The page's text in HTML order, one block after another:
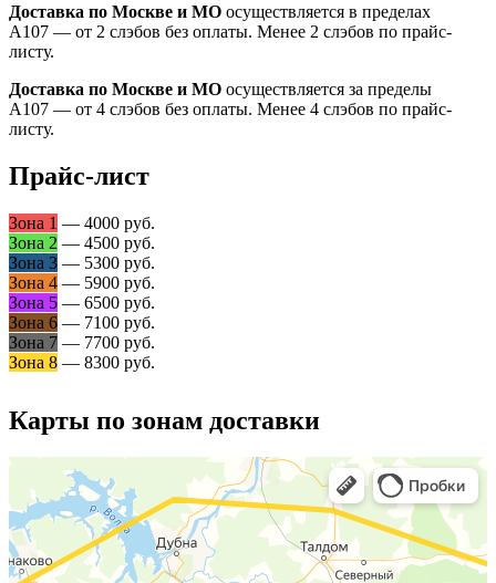
Доставка по Москве и МО осуществляется в пределах
А107 — от 2 слэбов без оплаты. Менее 2 слэбов по прайс-
листу.
Доставка по Москве и МО осуществляется за пределы
А107 — от 4 слэбов без оплаты. Менее 4 слэбов по прайс-
листу.
Прайс-лист
Зона 1 — 4000 руб.
Зона 2 — 4500 руб.
Зона 3 — 5300 руб.
Зона 4 — 5900 руб.
Зона 5 — 6500 руб.
Зона 6 — 7100 руб.
Зона 7 — 7700 руб.
Зона 8 — 8300 руб.
Карты по зонам доставки